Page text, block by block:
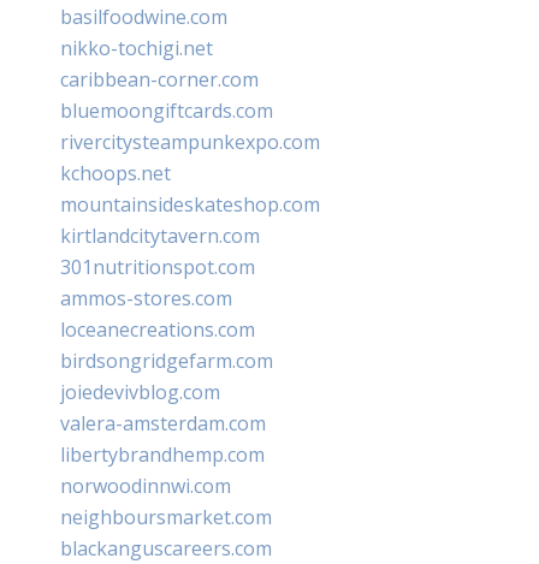
basilfoodwine.com
nikko-tochigi.net
caribbean-corner.com
bluemoongiftcards.com
rivercitysteampunkexpo.com
kchoops.net
mountainsideskateshop.com
kirtlandcitytavern.com
301nutritionspot.com
ammos-stores.com
loceanecreations.com
birdsongridgefarm.com
joiedevivblog.com
valera-amsterdam.com
libertybrandhemp.com
norwoodinnwi.com
neighboursmarket.com
blackanguscareers.com